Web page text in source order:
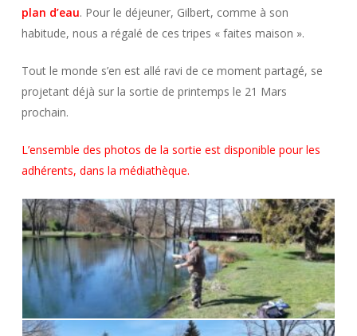
plan d’eau. Pour le déjeuner, Gilbert, comme à son
habitude, nous a régalé de ces tripes « faites maison ».
Tout le monde s’en est allé ravi de ce moment partagé, se
projetant déjà sur la sortie de printemps le 21 Mars
prochain.
L’ensemble des photos de la sortie est disponible pour les
adhérents, dans la médiathèque.